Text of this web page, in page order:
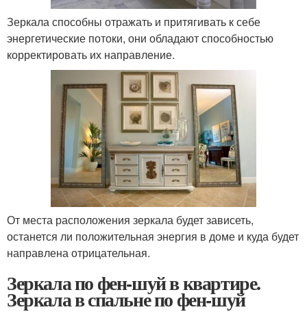
Зеркала способны отражать и притягивать к себе
энергетические потоки, они обладают способностью
корректировать их направление.
От места расположения зеркала будет зависеть,
останется ли положительная энергия в доме и куда будет
направлена отрицательная.
Зеркала по фен-шуй в квартире.
Зеркала в спальне по фен-шуй